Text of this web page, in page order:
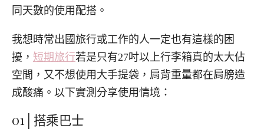
同天數的使用配搭。
我想時常出國旅行或工作的人一定也有這樣的困
擾， 短期旅行若是只有27吋以上行李箱真的太大佔
空間，又不想使用大手提袋，肩背重量都在肩膀造
成酸痛。以下實測分享使用情境：
01│搭乘巴士